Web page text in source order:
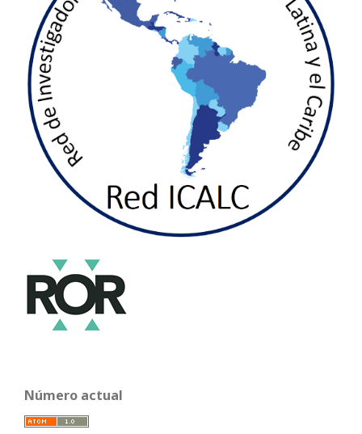
Número actual